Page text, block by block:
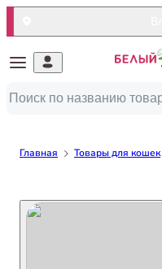
Главная Товары для кошек